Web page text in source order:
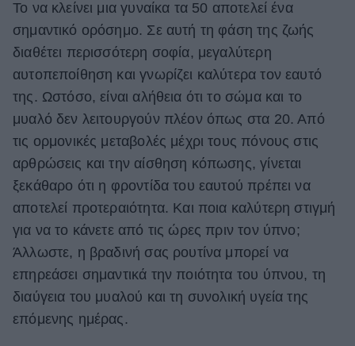
ΒΟΞ
Χωρίς Ταμπέλες
Women's Forum
Hautes Grecians
Γάμος
Το να κλείνει μια γυναίκα τα 50 αποτελεί ένα
σημαντικό ορόσημο. Σε αυτή τη φάση της ζωής
διαθέτει περισσότερη σοφία, μεγαλύτερη
αυτοπεποίθηση και γνωρίζει καλύτερα τον εαυτό
της. Ωστόσο, είναι αλήθεια ότι το σώμα και το
μυαλό δεν λειτουργούν πλέον όπως στα 20. Από
τις ορμονικές μεταβολές μέχρι τους πόνους στις
αρθρώσεις και την αίσθηση κόπωσης, γίνεται
ξεκάθαρο ότι η φροντίδα του εαυτού πρέπει να
αποτελεί προτεραιότητα. Και ποια καλύτερη στιγμή
για να το κάνετε από τις ώρες πριν τον ύπνο;
Άλλωστε, η βραδινή σας ρουτίνα μπορεί να
επηρεάσει σημαντικά την ποιότητα του ύπνου, τη
διαύγεια του μυαλού και τη συνολική υγεία της
επόμενης ημέρας.